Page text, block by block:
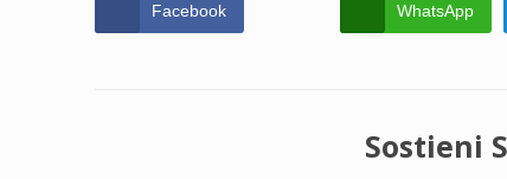
Facebook WhatsApp
Sostieni